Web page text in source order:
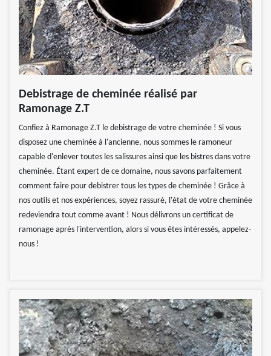
Debistrage de cheminée réalisé par
Ramonage Z.T
Confiez à Ramonage Z.T le debistrage de votre cheminée ! Si vous
disposez une cheminée à l'ancienne, nous sommes le ramoneur
capable d'enlever toutes les salissures ainsi que les bistres dans votre
cheminée. Étant expert de ce domaine, nous savons parfaitement
comment faire pour debistrer tous les types de cheminée ! Grâce à
nos outils et nos expériences, soyez rassuré, l'état de votre cheminée
redeviendra tout comme avant ! Nous délivrons un certificat de
ramonage après l'intervention, alors si vous êtes intéressés, appelez-
nous !